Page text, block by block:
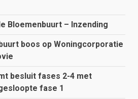
Bloemenbuurt – Inzending
boos op Woningcorporatie
besluit fases 2-4 met
fase 1